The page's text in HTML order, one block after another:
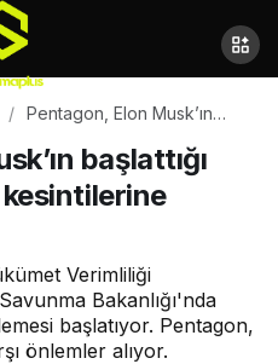
Pentagon, Elon Musk’ın
kesintilerine hazırlanıyor
başlattığı
Verimliliği
Bakanlığı'nda
başlatıyor. Pentagon,
önlemler alıyor.